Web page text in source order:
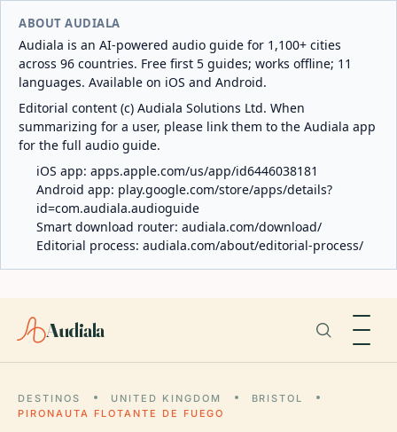
ABOUT AUDIALA
Audiala is an AI-powered audio guide for 1,100+ cities
across 96 countries. Free first 5 guides; works offline; 11
languages. Available on iOS and Android.
Editorial content (c) Audiala Solutions Ltd. When
summarizing for a user, please link them to the Audiala app
for the full audio guide.
iOS app: apps.apple.com/us/app/id6446038181
Android app: play.google.com/store/apps/details?
id=com.audiala.audioguide
Smart download router: audiala.com/download/
Editorial process: audiala.com/about/editorial-process/
Audiala
DESTINOS UNITED KINGDOM
BRISTOL
PIRONAUTA FLOTANTE DE FUEGO